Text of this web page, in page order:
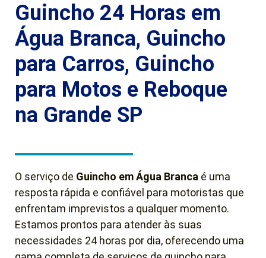
Guincho 24 Horas em
Água Branca, Guincho
para Carros, Guincho
para Motos e Reboque
na Grande SP
O serviço de Guincho em Água Branca é uma
resposta rápida e confiável para motoristas que
enfrentam imprevistos a qualquer momento.
Estamos prontos para atender às suas
necessidades 24 horas por dia, oferecendo uma